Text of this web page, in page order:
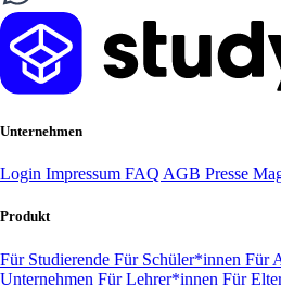
Unternehmen
Login Impressum FAQ AGB Presse
Produkt
Für Studierende Für Schüler*innen Für
Unternehmen Für Lehrer*innen Für